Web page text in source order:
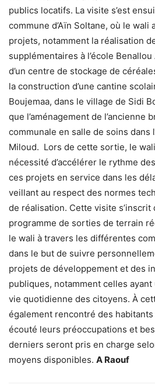
publics locatifs. La visite s’est
commune d’Aïn Soltane, où le wali
projets, notamment la réalisation
supplémentaires à l’école
d’un centre de stockage de
la construction d’une cantine
Boujemaa, dans le village de Sidi
que l’aménagement de l’ancienne
communale en salle de soins dans
Miloud. Lors de cette sortie, le
nécessité d’accélérer le rythme
ces projets en service dans les
veillant au respect des normes
de réalisation. Cette visite s’inscrit
programme de sorties de terrain
le wali à travers les différentes
dans le but de suivre
projets de développement et des
publiques, notamment celles
vie quotidienne des citoyens. À
également rencontré des
écouté leurs préoccupations et
derniers seront pris en charge
moyens disponibles. A Raouf